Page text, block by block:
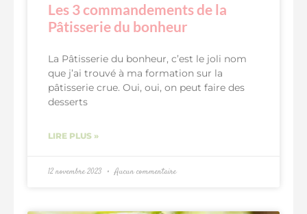
Les 3 commandements de la
Pâtisserie du bonheur
La Pâtisserie du bonheur, c’est le joli nom
que j’ai trouvé à ma formation sur la
pâtisserie crue. Oui, oui, on peut faire des
desserts
LIRE PLUS »
12 novembre 2023 Aucun commentaire